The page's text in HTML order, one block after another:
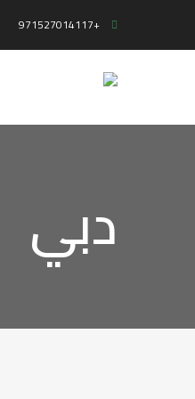
+971527014117
دبي